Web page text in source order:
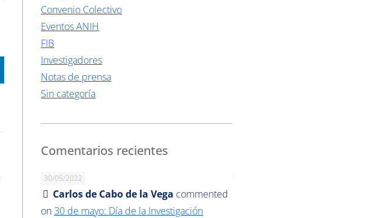
Convenio Colectivo
Eventos ANIH
FIB
Investigadores
Notas de prensa
Sin categoría
Comentarios recientes
30/05/2022
Carlos de Cabo de la Vega commented
on30 de mayo: Día de la Investigación